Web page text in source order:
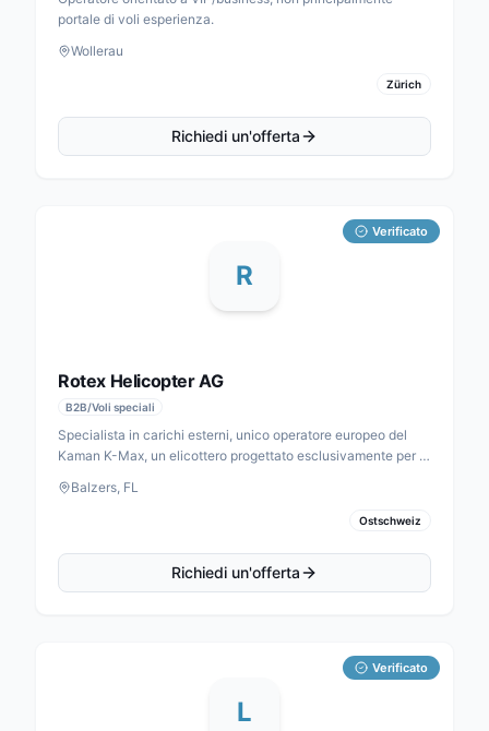
portale di voli esperienza.
Wollerau
Zürich
Richiedi un'offerta
R
Verificato
Rotex Helicopter AG
B2B/Voli speciali
Specialista in carichi esterni, unico operatore europeo del
Kaman K-Max, un elicottero progettato esclusivamente per il
montaggio.
Balzers, FL
Ostschweiz
Richiedi un'offerta
L
Verificato